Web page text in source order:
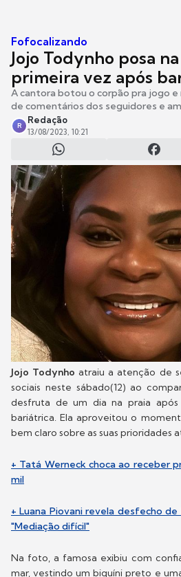
Fofocalizando
Jojo Todynho posa
primeira vez após
A cantora botou o corpão pra jogo e
de comentários dos seguidores e
R
Redação
13/08/2023, 10:21
Jojo Todynho atraiu a atenção de
sociais neste sábado(12) ao
desfruta de um dia na praia após
bariátrica. Ela aproveitou o
bem claro sobre as suas prioridades
+ Tatá Werneck choca ao receber
mil
+ Luana Piovani revela desfecho
"Mediação difícil"
Na foto, a famosa exibiu com
mar, vestindo um biquíni preto e